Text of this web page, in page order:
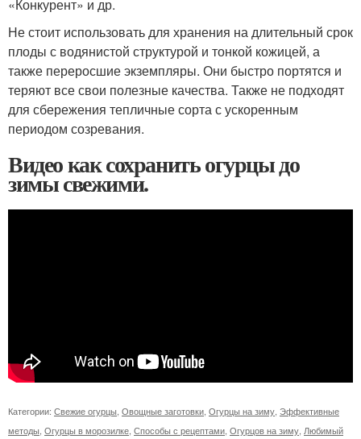
«Конкурент» и др.
Не стоит использовать для хранения на длительный срок
плоды с водянистой структурой и тонкой кожицей, а
также переросшие экземпляры. Они быстро портятся и
теряют все свои полезные качества. Также не подходят
для сбережения тепличные сорта с ускоренным
периодом созревания.
Видео как сохранить огурцы до
зимы свежими.
Категории: Свежие огурцы Овощные заготовки Огурцы на зиму Эффективные
методы Огурцы в морозилке Способы с рецептами Огурцов на зиму Любимый